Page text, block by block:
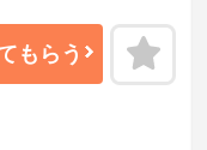
ません。
務ですので家庭と両立
せください！
もらう